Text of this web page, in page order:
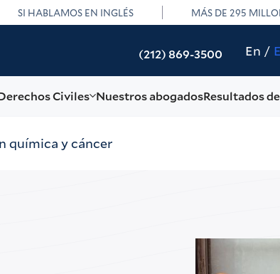
SI HABLAMOS EN INGLÉS MÁS DE 295
(212) 869-3500 En
Civiles Nuestros abogadosResultados
química y cáncer